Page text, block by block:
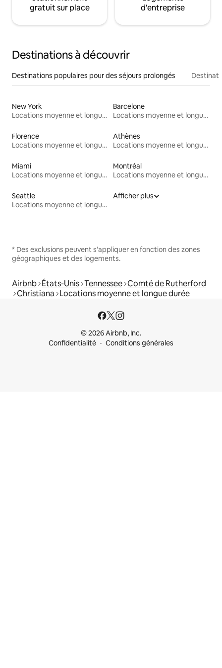
gratuit sur place
d'entreprise
Destinations à découvrir
Destinations populaires pour des séjours prolongés
New York
Locations moyenne et longue durée
Barcelone
Locations moyenne et longue durée
Florence
Locations moyenne et longue durée
Athènes
Locations moyenne et longue durée
Miami
Locations moyenne et longue durée
Montréal
Locations moyenne et longue durée
Seattle
Locations moyenne et longue durée
Afficher plus
* Des exclusions peuvent s'appliquer en fonction des zones
géographiques et des logements.
Airbnb États-Unis Tennessee Comté de Rutherford
Christiana Locations moyenne et longue durée
© 2026 Airbnb, Inc.
Confidentialité
Conditions générales